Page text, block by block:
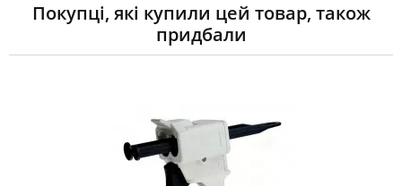
Покупці, які купили цей товар, також
придбали